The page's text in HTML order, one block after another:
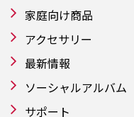
家庭向け商品
アクセサリー
最新情報
ソーシャルアルバム
サポート